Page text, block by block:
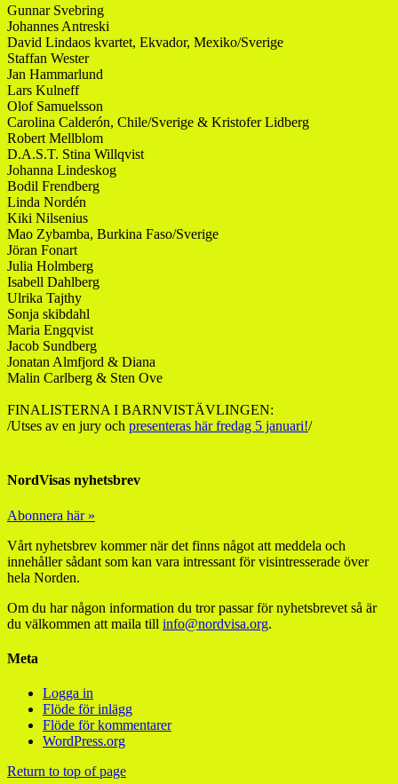
Gunnar Svebring
Johannes Antreski
David Lindaos kvartet, Ekvador, Mexiko/Sverige
Staffan Wester
Jan Hammarlund
Lars Kulneff
Olof Samuelsson
Carolina Calderón, Chile/Sverige & Kristofer Lidberg
Robert Mellblom
D.A.S.T. Stina Willqvist
Johanna Lindeskog
Bodil Frendberg
Linda Nordén
Kiki Nilsenius
Mao Zybamba, Burkina Faso/Sverige
Jöran Fonart
Julia Holmberg
Isabell Dahlberg
Ulrika Tajthy
Sonja skibdahl
Maria Engqvist
Jacob Sundberg
Jonatan Almfjord & Diana
Malin Carlberg & Sten Ove
FINALISTERNA I BARNVISTÄVLINGEN:
/Utses av en jury och presenteras här fredag 5 januari!/
NordVisas nyhetsbrev
Abonnera här »
Vårt nyhetsbrev kommer när det finns något att meddela och
innehåller sådant som kan vara intressant för visintresserade över
hela Norden.
Om du har någon information du tror passar för nyhetsbrevet så är
du välkommen att maila till info@nordvisa.org.
Meta
Logga in
Flöde för inlägg
Flöde för kommentarer
WordPress.org
Return to top of page